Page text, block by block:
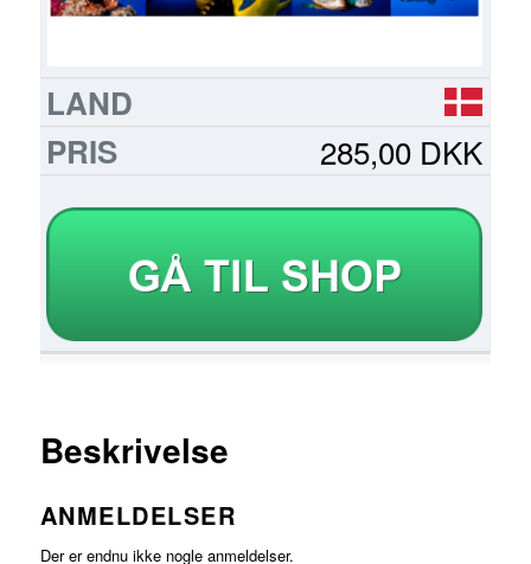
285,00 DKK
Beskrivelse
ANMELDELSER
Der er endnu ikke nogle anmeldelser.